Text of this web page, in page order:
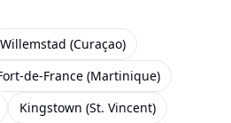
Willemstad (Curaçao)
de-France (Martinique)
Kingstown (St. Vincent)